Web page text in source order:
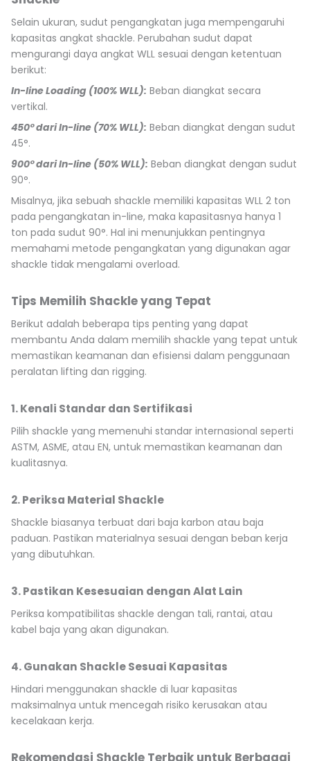
Selain ukuran, sudut pengangkatan juga mempengaruhi
kapasitas angkat shackle. Perubahan sudut dapat
mengurangi daya angkat WLL sesuai dengan ketentuan
berikut:
In-line Loading (100% WLL): Beban diangkat secara
vertikal.
450° dari In-line (70% WLL): Beban diangkat dengan sudut
45°.
900° dari In-line (50% WLL): Beban diangkat dengan sudut
90°.
Misalnya, jika sebuah shackle memiliki kapasitas WLL 2 ton
pada pengangkatan in-line, maka kapasitasnya hanya 1
ton pada sudut 90°. Hal ini menunjukkan pentingnya
memahami metode pengangkatan yang digunakan agar
shackle tidak mengalami overload.
Tips Memilih Shackle yang Tepat
Berikut adalah beberapa tips penting yang dapat
membantu Anda dalam memilih shackle yang tepat untuk
memastikan keamanan dan efisiensi dalam penggunaan
peralatan lifting dan rigging.
1. Kenali Standar dan Sertifikasi
Pilih shackle yang memenuhi standar internasional seperti
ASTM, ASME, atau EN, untuk memastikan keamanan dan
kualitasnya.
2. Periksa Material Shackle
Shackle biasanya terbuat dari baja karbon atau baja
paduan. Pastikan materialnya sesuai dengan beban kerja
yang dibutuhkan.
3. Pastikan Kesesuaian dengan Alat Lain
Periksa kompatibilitas shackle dengan tali, rantai, atau
kabel baja yang akan digunakan.
4. Gunakan Shackle Sesuai Kapasitas
Hindari menggunakan shackle di luar kapasitas
maksimalnya untuk mencegah risiko kerusakan atau
kecelakaan kerja.
Rekomendasi Shackle Terbaik untuk Berbagai